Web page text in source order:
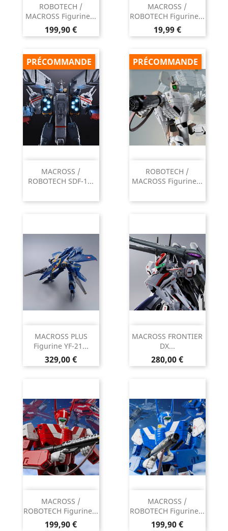
ROBOTECH /
MACROSS Figurine...
Prix
199,90 €
MACROSS /
ROBOTECH Figurine...
Prix
19,99 €
MACROSS /
ROBOTECH SDF-1...
PRÉCOMMANDE
ROBOTECH /
MACROSS Figurine...
PRÉCOMMANDE
MACROSS PLUS
Figurine YF-21...
Prix
329,00 €
MACROSS FRONTIER
DX...
Prix
280,00 €
MACROSS /
ROBOTECH Figurine...
Prix
199,90 €
MACROSS /
ROBOTECH Figurine...
Prix
199,90 €